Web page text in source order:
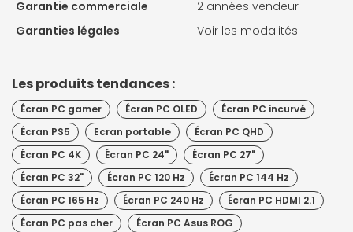
Garantie commerciale
2 années vendeur
Garanties légales
Voir les modalités
Les produits tendances :
Écran PC gamer Écran PC OLED
Écran PC incurvé
Écran PS5
Ecran portable
Écran PC QHD
Écran PC 4K
Écran PC 24"
Écran PC 27"
Écran PC 32"
Écran PC 120 Hz
Écran PC 144 Hz
Écran PC 165 Hz
Écran PC 240 Hz
Écran PC HDMI 2.1
Écran PC pas cher
Écran PC Asus ROG